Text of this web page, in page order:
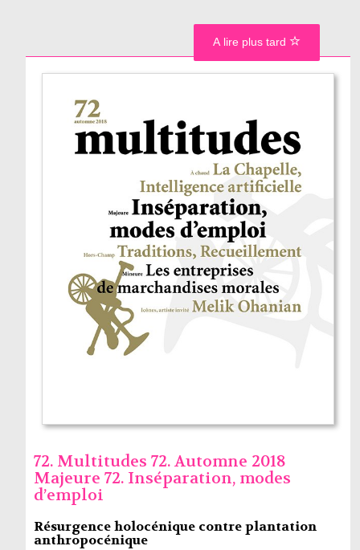
72. Multitudes 72. Automne 2018
Majeure 72. Inséparation, modes
d’emploi
Résurgence holocénique contre plantation
anthropocénique
A lire plus tard